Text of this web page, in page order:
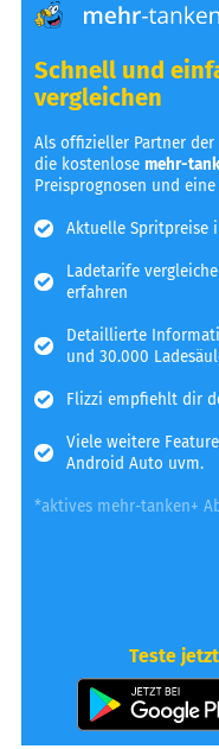
Schnell und
vergleichen
Als offizieller Partner
die kostenlosemehr-
Preisprognosen und
Aktuelle Spritpreise
Ladetarife
erfahren
Detaillierte
und 30.000
Flizzi empfiehlt dir
Viele weitere
Android Auto uvm.
*aktives mehr-tanken+
Teste